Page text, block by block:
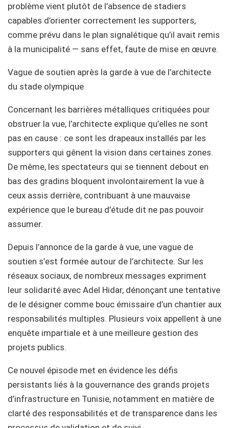
problème vient plutôt de l’absence de stadiers
capables d’orienter correctement les supporters,
comme prévu dans le plan signalétique qu’il avait remis
à la municipalité — sans effet, faute de mise en œuvre.
Vague de soutien après la garde à vue de l’architecte
du stade olympique
Concernant les barrières métalliques critiquées pour
obstruer la vue, l’architecte explique qu’elles ne sont
pas en cause : ce sont les drapeaux installés par les
supporters qui gênent la vision dans certaines zones.
De même, les spectateurs qui se tiennent debout en
bas des gradins bloquent involontairement la vue à
ceux assis derrière, contribuant à une mauvaise
expérience que le bureau d’étude dit ne pas pouvoir
assumer.
Depuis l’annonce de la garde à vue, une vague de
soutien s’est formée autour de l’architecte. Sur les
réseaux sociaux, de nombreux messages expriment
leur solidarité avec Adel Hidar, dénonçant une tentative
de le désigner comme bouc émissaire d’un chantier aux
responsabilités multiples. Plusieurs voix appellent à une
enquête impartiale et à une meilleure gestion des
projets publics.
Ce nouvel épisode met en évidence les défis
persistants liés à la gouvernance des grands projets
d’infrastructure en Tunisie, notamment en matière de
clarté des responsabilités et de transparence dans les